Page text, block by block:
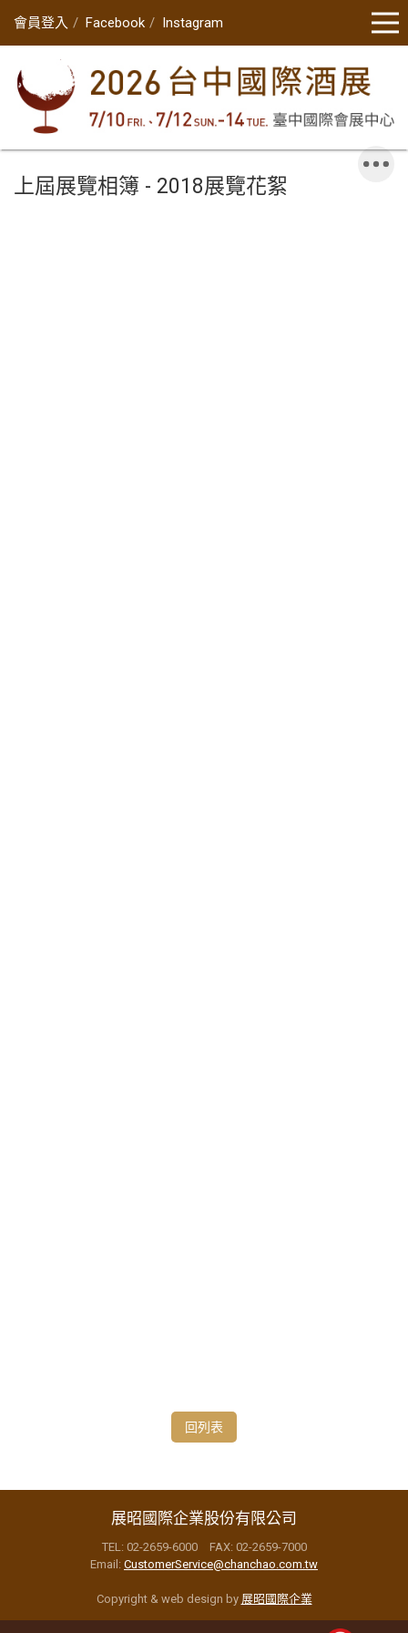
會員登入 Facebook Instagram
上屆展覽相簿 - 2018展覽花絮
回列表
展昭國際企業股份有限公司
TEL: 02-2659-6000 FAX: 02-2659-7000
Email: CustomerService@chanchao.com.tw
Copyright & web design by 展昭國際企業